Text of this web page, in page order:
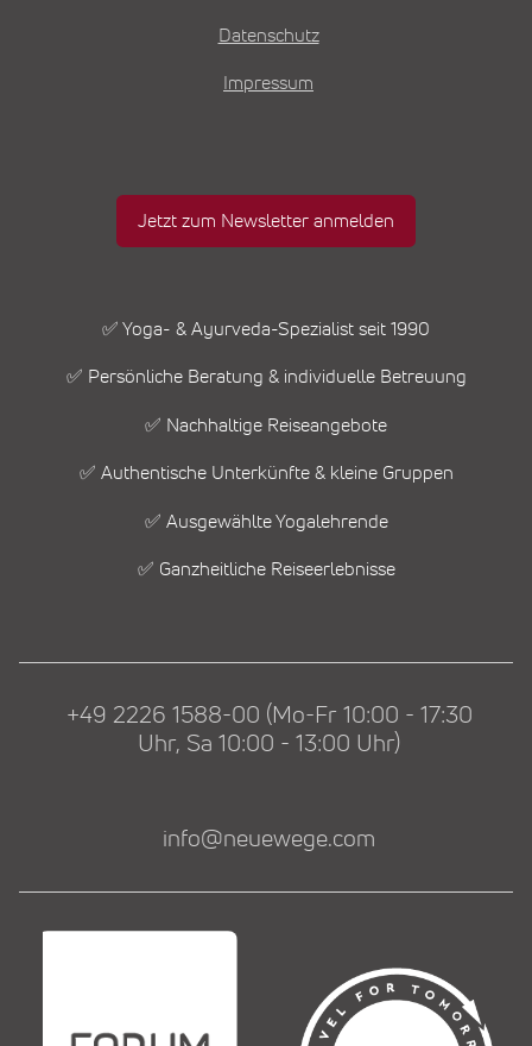
Datenschutz
Impressum
Jetzt zum Newsletter anmelden
✅ Yoga- & Ayurveda-Spezialist seit 1990
✅ Persönliche Beratung & individuelle Betreuung
✅ Nachhaltige Reiseangebote
✅ Authentische Unterkünfte & kleine Gruppen
✅ Ausgewählte Yogalehrende
✅ Ganzheitliche Reiseerlebnisse
+49 2226 1588-00 (Mo-Fr 10:00 - 17:30
Uhr, Sa 10:00 - 13:00 Uhr)
info@neuewege.com